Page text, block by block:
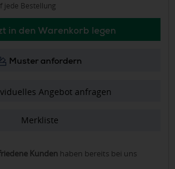
jede Bestellung
in den Warenkorb legen
Muster anfordern
Angebot anfragen
Merkliste
Kunden haben bereits bei uns